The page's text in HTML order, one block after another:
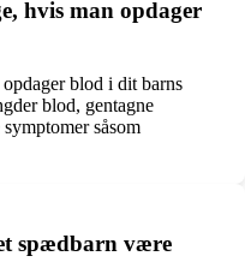
hvis man opdager
blod i dit barns
blod, gentagne
såsom
spædbarn være